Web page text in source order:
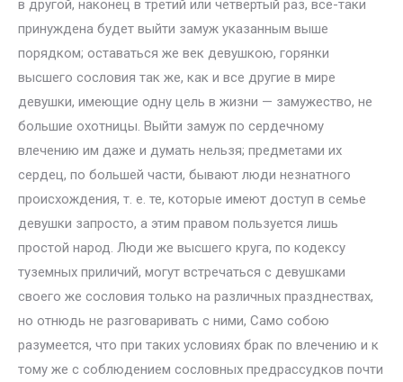
в другой, наконец в третий или четвертый раз, все-таки
принуждена будет выйти замуж указанным выше
порядком; оставаться же век девушкою, горянки
высшего сословия так же, как и все другие в мире
девушки, имеющие одну цель в жизни — замужество, не
большие охотницы. Выйти замуж по сердечному
влечению им даже и думать нельзя; предметами их
сердец, по большей части, бывают люди незнатного
происхождения, т. е. те, которые имеют доступ в семье
девушки запросто, а этим правом пользуется лишь
простой народ. Люди же высшего круга, по кодексу
туземных приличий, могут встречаться с девушками
своего же сословия только на различных празднествах,
но отнюдь не разговаривать с ними, Само собою
разумеется, что при таких условиях брак по влечению и к
тому же с соблюдением сословных предрассудков почти